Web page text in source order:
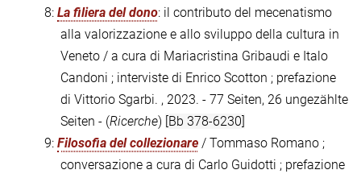
8: La filiera del dono: il contributo del mecenatismo
alla valorizzazione e allo sviluppo della cultura in
Veneto / a cura di Mariacristina Gribaudi e Italo
Candoni ; interviste di Enrico Scotton ; prefazione
di Vittorio Sgarbi. , 2023. - 77 Seiten, 26 ungezählte
Seiten - (Ricerche) [Bb 378-6230]
9: Filosofia del collezionare / Tommaso Romano ;
conversazione a cura di Carlo Guidotti ; prefazione